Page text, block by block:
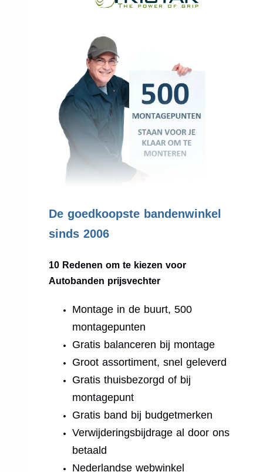
De goedkoopste bandenwinkel
sinds 2006
10 Redenen om te kiezen voor
Autobanden prijsvechter
Montage in de buurt, 500
montagepunten
Gratis balanceren bij montage
Groot assortiment, snel geleverd
Gratis thuisbezorgd of bij
montagepunt
Gratis band bij budgetmerken
Verwijderingsbijdrage al door ons
betaald
Nederlandse webwinkel